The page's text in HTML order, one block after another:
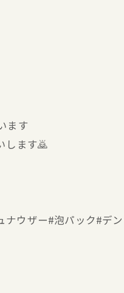
ます
します🙇
ウザー#泡パック#デ